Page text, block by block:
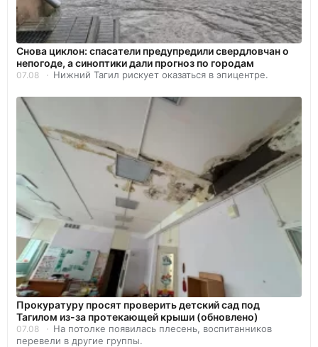
Снова циклон: спасатели предупредили свердловчан о
непогоде, а синоптики дали прогноз по городам
07.08 Нижний Тагил рискует оказаться в эпицентре.
Прокуратуру просят проверить детский сад под
Тагилом из-за протекающей крыши (обновлено)
07.08
На потолке появилась плесень, воспитанников
перевели в другие группы.